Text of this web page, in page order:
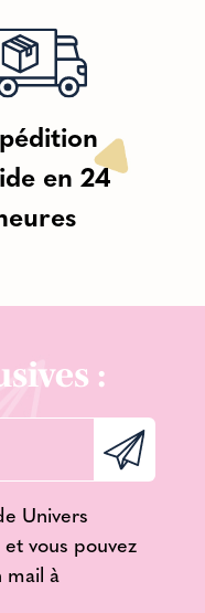
en 24
:
Univers
vous pouvez
à